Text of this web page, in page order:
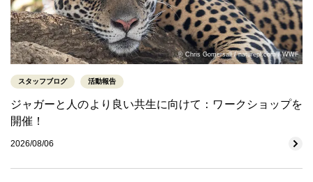
© Chris Gomersall / naturepl.com / WWF
スタッフブログ 活動報告
ジャガーと人のより良い共生に向けて：ワークショップを
開催！
2026/08/06